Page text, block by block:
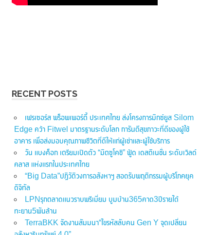
RECENT POSTS
เฟรเซอร์ส พร็อพเพอร์ตี้ ประเทศไทย ส่งโครงการมิกซ์ยูส Silom
Edge คว้า Fitwel มาตรฐานระดับโลก การันตีสุขภาวะที่ดีของผู้ใช้
อาคาร เพื่อส่งมอบคุณภาพชีวิตที่ดีให้แก่ผู้เช่าและผู้ใช้บริการ
วัน แบงค็อก เตรียมเปิดตัว “มิตซูโคชิ” ฟู้ด เดสติเนชั่น ระดับเวิลด์
คลาส แห่งแรกในประเทศไทย
“Big Data”ปฏิวัติวงการอสังหาฯ สอดรับพฤติกรรมผู้บริโภคยุค
ดิจิทัล
LPNรุกตลาดแนวราบพรีเมี่ยม บูมบ้าน365คาด3ปีรายได้
ทะยาน5พันล้าน
TerraBKK จัดงานสัมมนา“ไขรหัสลับคน Gen Y จุดเปลี่ยน